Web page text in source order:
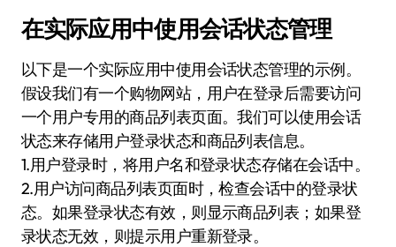
在实际应用中使用会话状态管理
以下是一个实际应用中使用会话状态管理的示例。
假设我们有一个购物网站，用户在登录后需要访问
一个用户专用的商品列表页面。我们可以使用会话
状态来存储用户登录状态和商品列表信息。
1.用户登录时，将用户名和登录状态存储在会话中。
2.用户访问商品列表页面时，检查会话中的登录状
态。如果登录状态有效，则显示商品列表；如果登
录状态无效，则提示用户重新登录。